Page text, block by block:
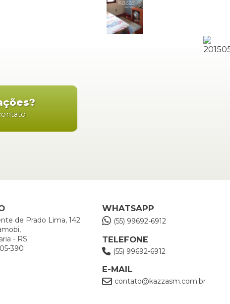
de Prado Lima, 142
- RS.
390
WHATSAPP
(55) 99692-6912
TELEFONE
(55) 99692-6912
E-MAIL
contato@kazzasm.com.br